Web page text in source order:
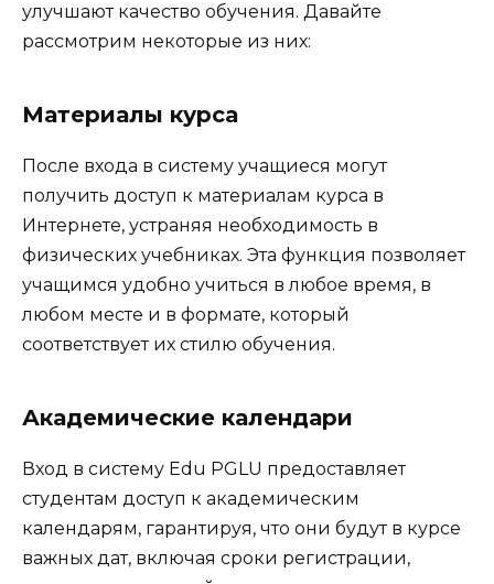
улучшают качество обучения. Давайте
рассмотрим некоторые из них:
Материалы курса
После входа в систему учащиеся могут
получить доступ к материалам курса в
Интернете, устраняя необходимость в
физических учебниках. Эта функция позволяет
учащимся удобно учиться в любое время, в
любом месте и в формате, который
соответствует их стилю обучения.
Академические календари
Вход в систему Edu PGLU предоставляет
студентам доступ к академическим
календарям, гарантируя, что они будут в курсе
важных дат, включая сроки регистрации,